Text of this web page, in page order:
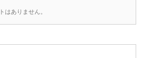
はありません。